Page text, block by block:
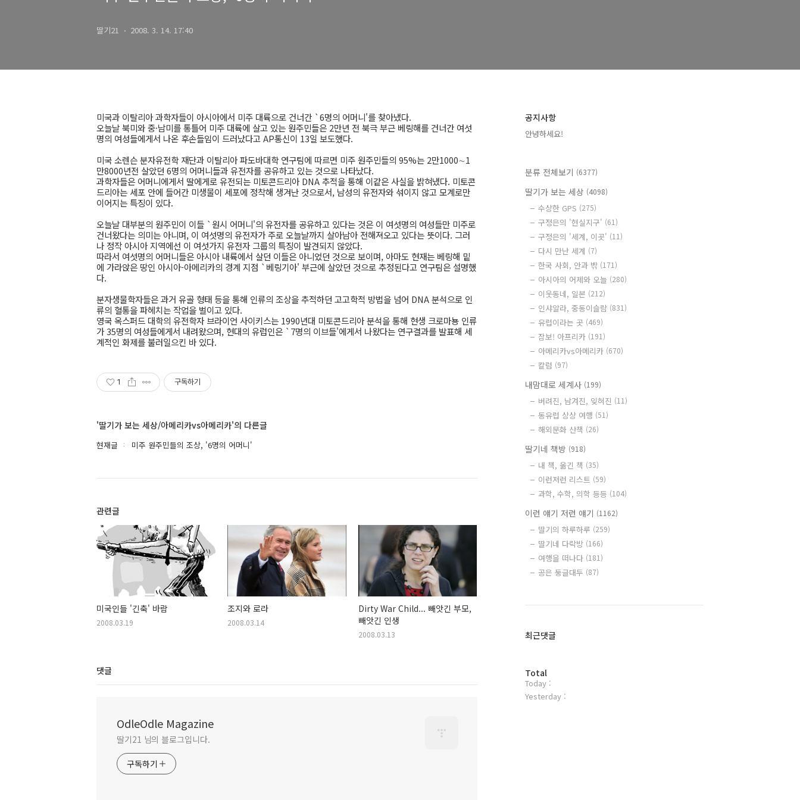
딸기21 2008. 3. 14. 17:40
미국과 이탈리아 과학자들이 아시아에서 미주 대륙으로 건너간 `6명의 어머니'를 찾아냈다.
오늘날 북미와 중·남미를 통틀어 미주 대륙에 살고 있는 원주민들은 2만년 전 북극 부근 베링해를 건너간 여섯
명의 여성들에게서 나온 후손들임이 드러났다고 AP통신이 13일 보도했다.
미국 소렌슨 분자유전학 재단과 이탈리아 파도바대학 연구팀에 따르면 미주 원주민들의 95%는 2만1000∼1
만8000년전 살았던 6명의 어머니들과 유전자를 공유하고 있는 것으로 나타났다.
과학자들은 어머니에게서 딸에게로 유전되는 미토콘드리아 DNA 추적을 통해 이같은 사실을 밝혀냈다. 미토콘
드리아는 세포 안에 들어간 미생물이 세포에 정착해 생겨난 것으로서, 남성의 유전자와 섞이지 않고 모계로만
이어지는 특징이 있다.
오늘날 대부분의 원주민이 이들 `원시 어머니'의 유전자를 공유하고 있다는 것은 이 여섯명의 여성들만 미주로
건너왔다는 의미는 아니며, 이 여섯명의 유전자가 주로 오늘날까지 살아남아 전해져오고 있다는 뜻이다. 그러
나 정작 아시아 지역에선 이 여섯가지 유전자 그룹의 특징이 발견되지 않았다.
따라서 여섯명의 어머니들은 아시아 내륙에서 살던 이들은 아니었던 것으로 보이며, 아마도 현재는 베링해 밑
에 가라앉은 땅인 아시아-아메리카의 경계 지점 `베링기아' 부근에 살았던 것으로 추정된다고 연구팀은 설명했
다.
분자생물학자들은 과거 유골 형태 등을 통해 인류의 조상을 추적하던 고고학적 방법을 넘어 DNA 분석으로 인
류의 혈통을 파헤치는 작업을 벌이고 있다.
영국 옥스퍼드 대학의 유전학자 브라이언 사이키스는 1990년대 미토콘드리아 분석을 통해 현생 크로마뇽 인류
가 35명의 여성들에게서 내려왔으며, 현대의 유럽인은 `7명의 이브들'에게서 나왔다는 연구결과를 발표해 세
계적인 화제를 불러일으킨 바 있다.
1 구독하기
'딸기가 보는 세상/아메리카vs아메리카'의 다른글
현재글 미주 원주민들의 조상, '6명의 어머니'
관련글
미국인들 '긴축' 바람
2008.03.19
조지와 로라
2008.03.14
Dirty War Child... 빼앗긴 부모,
빼앗긴 인생
2008.03.13
댓글
OdleOdle Magazine
딸기21 님의 블로그입니다.
구독하기
공지사항
안녕하세요!
분류 전체보기 (6377)
딸기가 보는 세상 (4098)
수상한 GPS (275)
구정은의 '현실지구' (61)
구정은의 '세계, 이곳' (11)
다시 만난 세계 (7)
한국 사회, 안과 밖 (171)
아시아의 어제와 오늘 (280)
이웃동네, 일본 (212)
인샤알라, 중동이슬람 (831)
유럽이라는 곳 (469)
잠보! 아프리카 (191)
아메리카vs아메리카 (670)
칼럼 (97)
내맘대로 세계사 (199)
버려진, 남겨진, 잊혀진 (11)
동유럽 상상 여행 (51)
해외문화 산책 (26)
딸기네 책방 (918)
내 책, 옮긴 책 (35)
이런저런 리스트 (59)
과학, 수학, 의학 등등 (104)
이런 얘기 저런 얘기 (1162)
딸기의 하루하루 (259)
딸기네 다락방 (166)
여행을 떠나다 (181)
공은 둥글대두 (87)
최근댓글
방
문
자
Total
Today :
Yesterday :